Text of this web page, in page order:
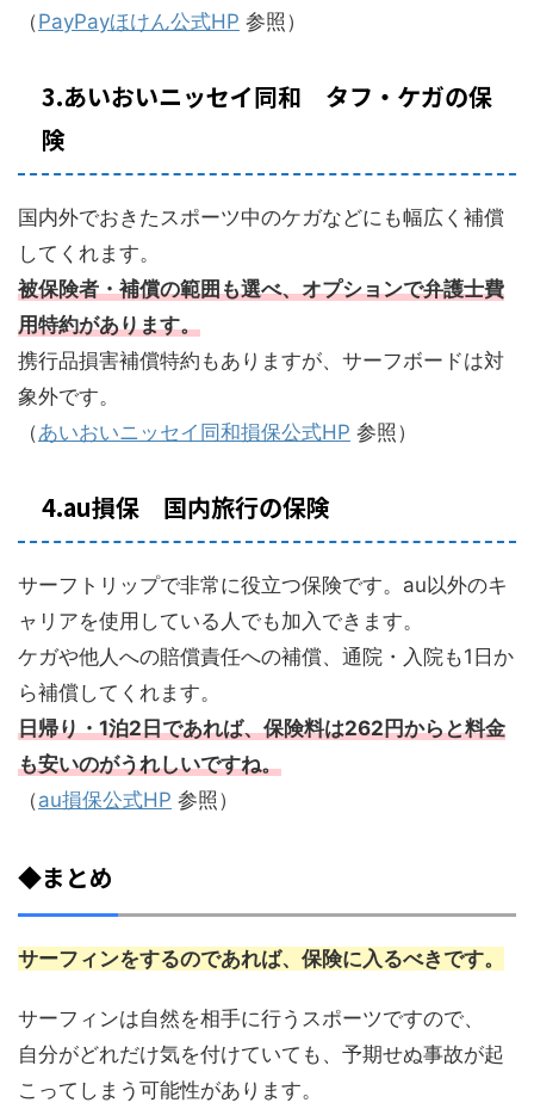
（PayPayほけん公式HP 参照）
3.あいおいニッセイ同和 タフ・ケガの保
険
国内外でおきたスポーツ中のケガなどにも幅広く補償
してくれます。
被保険者・補償の範囲も選べ、オプションで弁護士費
用特約があります。
携行品損害補償特約もありますが、サーフボードは対
象外です。
（あいおいニッセイ同和損保公式HP 参照）
4.au損保 国内旅行の保険
サーフトリップで非常に役立つ保険です。au以外のキ
ャリアを使用している人でも加入できます。
ケガや他人への賠償責任への補償、通院・入院も1日か
ら補償してくれます。
日帰り・1泊2日であれば、保険料は262円からと料金
も安いのがうれしいですね。
（au損保公式HP 参照）
◆まとめ
サーフィンをするのであれば、保険に入るべきです。
サーフィンは自然を相手に行うスポーツですので、
自分がどれだけ気を付けていても、予期せぬ事故が起
こってしまう可能性があります。